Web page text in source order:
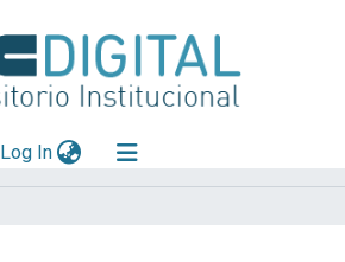
Log In(current)